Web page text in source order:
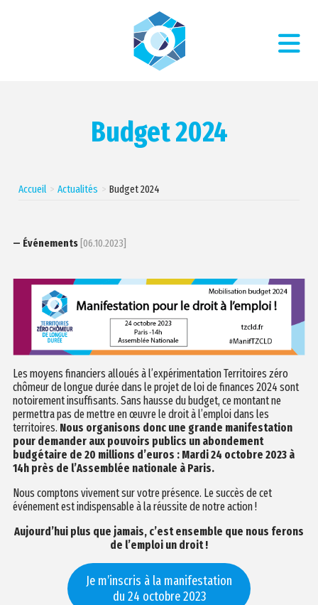
Budget 2024
Accueil Actualités Budget 2024
— Événements[06.10.2023]
Les moyens financiers alloués à l’expérimentation Territoires zéro
chômeur de longue durée dans le projet de loi de finances 2024 sont
notoirement insuffisants. Sans hausse du budget, ce montant ne
permettra pas de mettre en œuvre le droit à l’emploi dans les
territoires. Nous organisons donc une grande manifestation
pour demander aux pouvoirs publics un abondement
budgétaire de 20 millions d’euros : Mardi 24 octobre 2023 à
14h près de l’Assemblée nationale à Paris.
Nous comptons vivement sur votre présence. Le succès de cet
événement est indispensable à la réussite de notre action !
Aujourd’hui plus que jamais, c’est ensemble que nous ferons
de l’emploi un droit !
Je m’inscris à la manifestation
du 24 octobre 2023